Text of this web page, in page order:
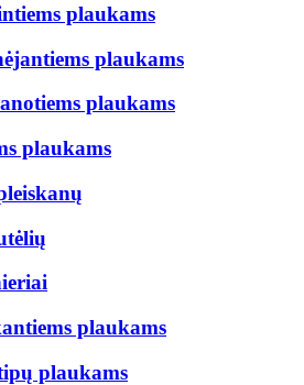
plaukams
plaukams
plaukams
plaukams
plaukams
plaukams